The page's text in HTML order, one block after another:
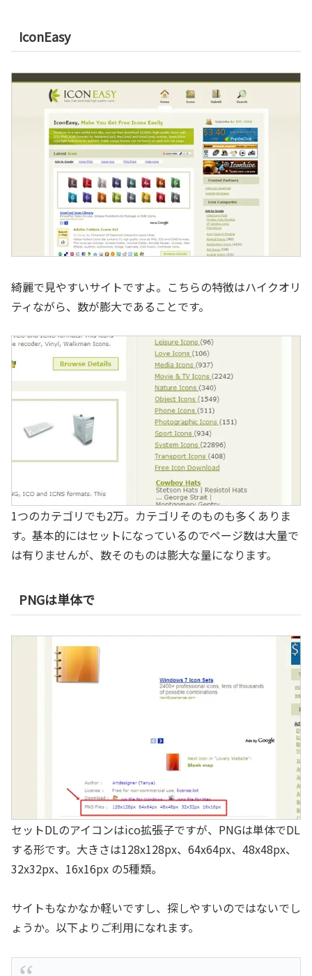
IconEasy
綺麗で見やすいサイトですよ。こちらの特徴はハイクオリ
ティながら、数が膨大であることです。
1つのカテゴリでも2万。カテゴリそのものも多くありま
す。基本的にはセットになっているのでページ数は大量で
は有りませんが、数そのものは膨大な量になります。
PNGは単体で
セットDLのアイコンはico拡張子ですが、PNGは単体でDL
する形です。大きさは128x128px、64x64px、48x48px、
32x32px、16x16px の5種類。
サイトもなかなか軽いですし、探しやすいのではないでし
ょうか。以下よりご利用になれます。